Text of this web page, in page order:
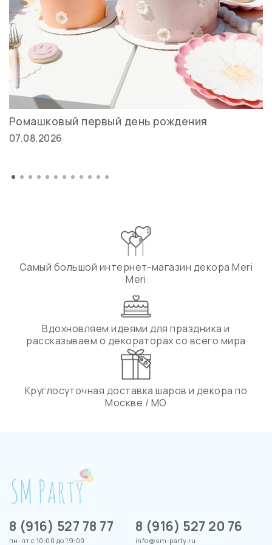
Ромашковый первый день рождения
07.08.2026
Самый большой интернет-магазин декора Meri
Meri
Вдохновляем идеями для праздника и
рассказываем о декораторах со всего мира
Круглосуточная доставка шаров и декора по
Москве / МО
8 (916) 527 78 77
пн-пт с 10:00 до 19:00
8 (916) 527 20 76
info@sm-party.ru